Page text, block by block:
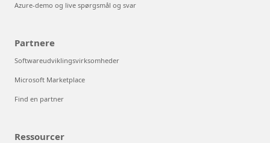
Azure-demo og live spørgsmål og svar
Partnere
Softwareudviklingsvirksomheder
Microsoft Marketplace
Find en partner
Ressourcer